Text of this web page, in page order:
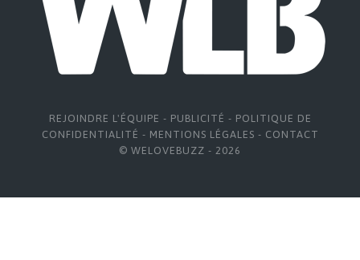
REJOINDRE L'ÉQUIPE - PUBLICITÉ - POLITIQUE DE
CONFIDENTIALITÉ - MENTIONS LÉGALES - CONTACT
© WELOVEBUZZ - 2026